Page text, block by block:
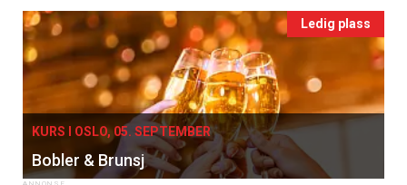
Ledig plass
KURS I OSLO, 05. SEPTEMBER
Bobler & Brunsj